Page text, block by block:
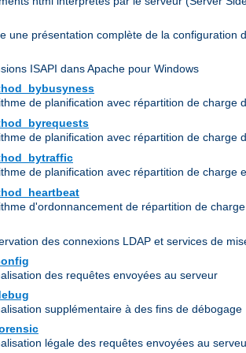
une présentation complète de la configuration
ISAPI dans Apache pour Windows
de planification avec répartition de
de planification avec répartition de charge
de planification avec répartition de charge
d'ordonnancement de répartition de
des connexions LDAP et services de
des requêtes envoyées au serveur
supplémentaire à des fins de débogage
légale des requêtes envoyées au